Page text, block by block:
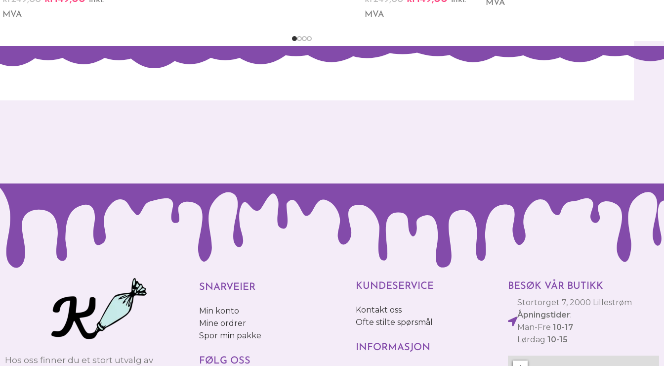
MVA
MVA
MVA
Hos oss finner du et stort utvalg av
SNARVEIER
Min konto
Mine ordrer
Spor min pakke
FØLG OSS
KUNDESERVICE
Kontakt oss
Ofte stilte spørsmål
INFORMASJON
BESØK VÅR BUTIKK
Stortorget 7, 2000 Lillestrøm
Åpningstider:
Man-Fre 10-17
Lørdag 10-15